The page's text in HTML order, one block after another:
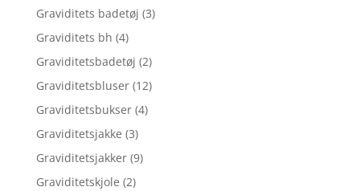
Graviditets badetøj (3)
Graviditets bh (4)
Graviditetsbadetøj (2)
Graviditetsbluser (12)
Graviditetsbukser (4)
Graviditetsjakke (3)
Graviditetsjakker (9)
Graviditetskjole (2)